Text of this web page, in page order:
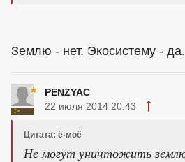
Землю - нет. Экосистему - да.
PENZYAC
22 июля 2014 20:43
Цитата: ё-моё
Не могут уничтожить